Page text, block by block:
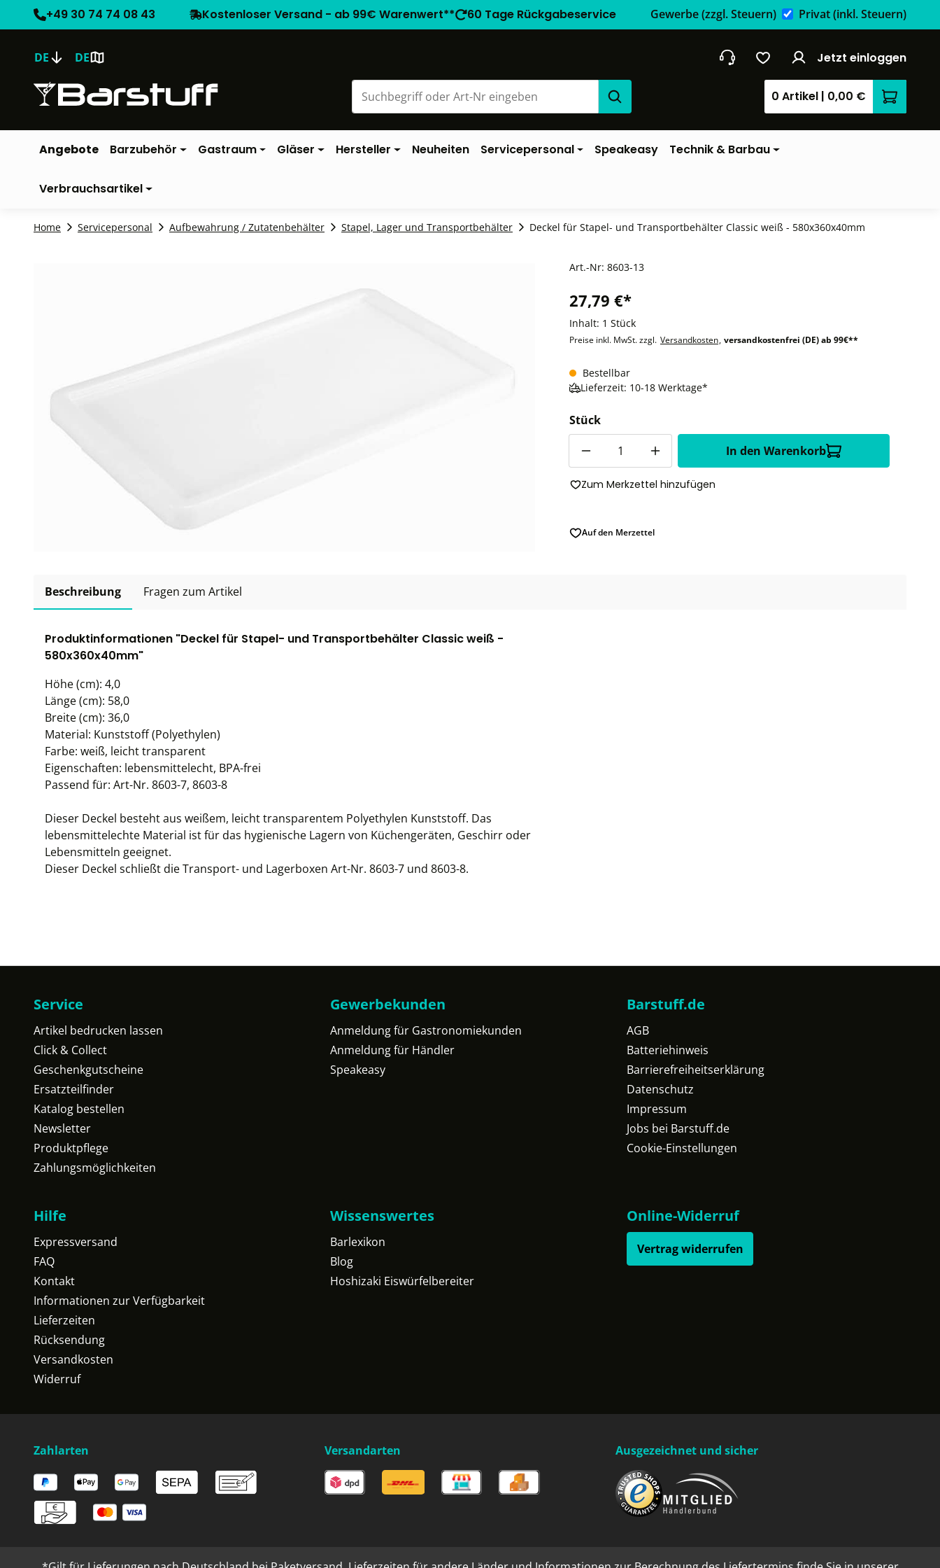
+49 30 74 74 08 43 Kostenloser Versand - ab 99€ Warenwert** 60 Tage Rückgabeservice Gewerbe(zzgl. Steuern) Privat(inkl. Steuern)
DE DE Jetzt einloggen
0 Artikel | 0,00 €
Angebote Barzubehör Gastraum Gläser Hersteller Neuheiten Servicepersonal Speakeasy Technik & Barbau
Verbrauchsartikel
Home Servicepersonal Aufbewahrung / Zutatenbehälter Stapel, Lager und Transportbehälter Deckel für Stapel- und Transportbehälter Classic weiß - 580x360x40mm
Art.-Nr: 8603-13
27,79 €*
Inhalt: 1 Stück
Preise inkl. MwSt. zzgl. Versandkosten, versandkostenfrei (DE) ab 99€**
Bestellbar
Lieferzeit: 10-18 Werktage*
Stück
In den Warenkorb
Zum Merkzettel hinzufügen
Auf den Merzettel
Beschreibung Fragen zum Artikel
Produktinformationen "Deckel für Stapel- und Transportbehälter Classic weiß -
580x360x40mm"
Höhe (cm): 4,0
Länge (cm): 58,0
Breite (cm): 36,0
Material: Kunststoff (Polyethylen)
Farbe: weiß, leicht transparent
Eigenschaften: lebensmittelecht, BPA-frei
Passend für: Art-Nr. 8603-7, 8603-8
Dieser Deckel besteht aus weißem, leicht transparentem Polyethylen Kunststoff. Das
lebensmittelechte Material ist für das hygienische Lagern von Küchengeräten, Geschirr oder
Lebensmitteln geeignet.
Dieser Deckel schließt die Transport- und Lagerboxen Art-Nr. 8603-7 und 8603-8.
Service
Artikel bedrucken lassen
Click & Collect
Geschenkgutscheine
Ersatzteilfinder
Katalog bestellen
Newsletter
Produktpflege
Zahlungsmöglichkeiten
Gewerbekunden
Anmeldung für Gastronomiekunden
Anmeldung für Händler
Speakeasy
Barstuff.de
AGB
Batteriehinweis
Barrierefreiheitserklärung
Datenschutz
Impressum
Jobs bei Barstuff.de
Cookie-Einstellungen
Hilfe
Expressversand
FAQ
Kontakt
Informationen zur Verfügbarkeit
Lieferzeiten
Rücksendung
Versandkosten
Widerruf
Wissenswertes
Barlexikon
Blog
Hoshizaki Eiswürfelbereiter
Online-Widerruf
Vertrag widerrufen
Zahlarten Versandarten Ausgezeichnet und sicher